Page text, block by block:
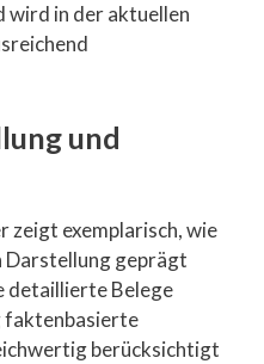
wird in der aktuellen
und
zeigt exemplarisch, wie
Darstellung geprägt
detaillierte Belege
faktenbasierte
berücksichtigt